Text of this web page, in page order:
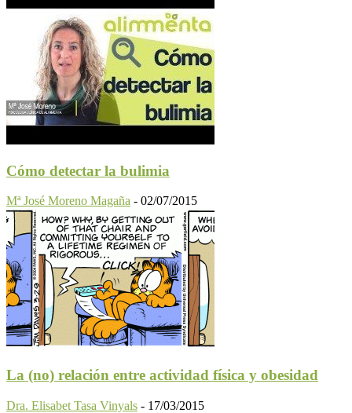
Cómo detectar la bulimia
Mª José Moreno Magaña - 02/07/2015
La (no) relación entre actividad física y obesidad
Dra. Elisabet Tasa Vinyals - 17/03/2015